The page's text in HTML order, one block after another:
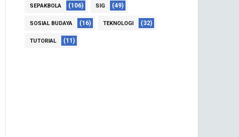
SEPAKBOLA (106) SIG (49)
SOSIAL BUDAYA (16) TEKNOLOGI (32)
TUTORIAL (11)